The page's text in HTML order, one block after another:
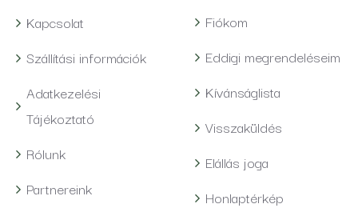
Kapcsolat
Szállítási információk
Adatkezelési
Tájékoztató
Rólunk
Partnereink
Fiókom
Eddigi megrendeléseim
Kívánságlista
Visszaküldés
Elállás joga
Honlaptérkép